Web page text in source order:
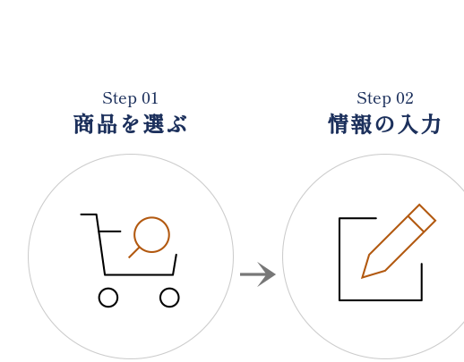
Step 01
商品を選ぶ
Step 02
情報の入力